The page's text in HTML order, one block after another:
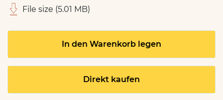
File size (5.01 MB)
In den Warenkorb legen
Direkt kaufen